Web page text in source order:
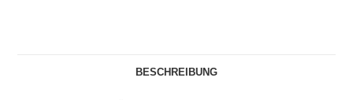
BESCHREIBUNG